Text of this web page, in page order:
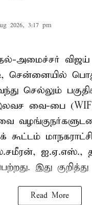
2026, 3:17 pm
அமைச்சர்
சென்னையில்
செல்லும்
வை-பை (WIFI)
ஐ.ஏ.எஸ்.,
இது குறித்து
Read More